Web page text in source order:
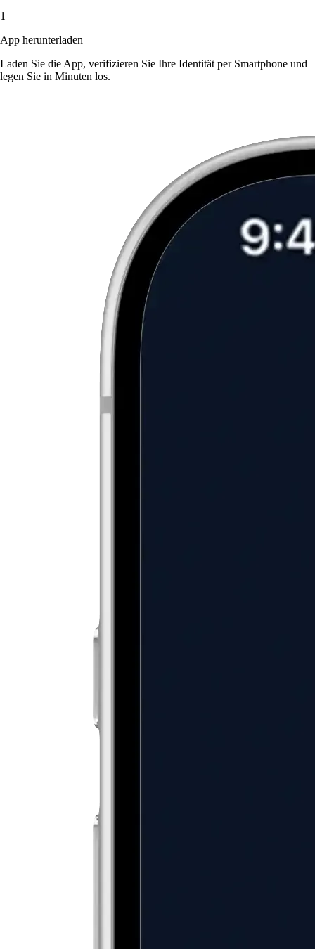
1
App herunterladen
Laden Sie die App, verifizieren Sie Ihre Identität per Smartphone und
legen Sie in Minuten los.